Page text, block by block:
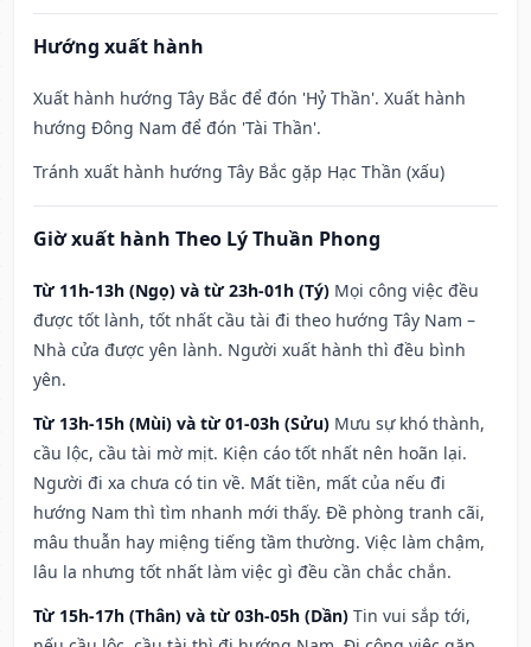
Hướng xuất hành
Xuất hành hướng Tây Bắc để đón 'Hỷ Thần'. Xuất hành
hướng Đông Nam để đón 'Tài Thần'.
Tránh xuất hành hướng Tây Bắc gặp Hạc Thần (xấu)
Giờ xuất hành Theo Lý Thuần Phong
Từ 11h-13h (Ngọ) và từ 23h-01h (Tý) Mọi công việc đều
được tốt lành, tốt nhất cầu tài đi theo hướng Tây Nam –
Nhà cửa được yên lành. Người xuất hành thì đều bình
yên.
Từ 13h-15h (Mùi) và từ 01-03h (Sửu) Mưu sự khó thành,
cầu lộc, cầu tài mờ mịt. Kiện cáo tốt nhất nên hoãn lại.
Người đi xa chưa có tin về. Mất tiền, mất của nếu đi
hướng Nam thì tìm nhanh mới thấy. Đề phòng tranh cãi,
mâu thuẫn hay miệng tiếng tầm thường. Việc làm chậm,
lâu la nhưng tốt nhất làm việc gì đều cần chắc chắn.
Từ 15h-17h (Thân) và từ 03h-05h (Dần) Tin vui sắp tới,